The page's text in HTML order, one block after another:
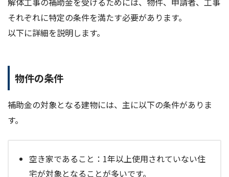
それぞれに特定の条件を満たす必要があります。
以下に詳細を説明します。
物件の条件
補助金の対象となる建物には、主に以下の条件がありま
す。
空き家であること：1年以上使用されていない住
宅が対象となることが多いです。